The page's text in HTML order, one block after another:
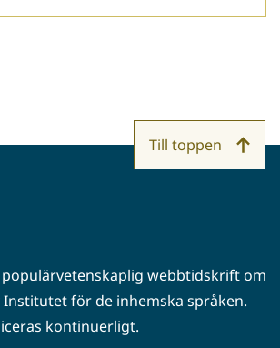
webbtidskrift om
för de inhemska språken.
kontinuerligt.
Till toppen